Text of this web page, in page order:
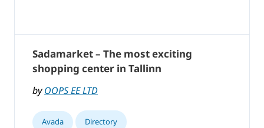
Sadamarket – The most exciting
shopping center in Tallinn
byOOPS EE LTD
Avada Directory